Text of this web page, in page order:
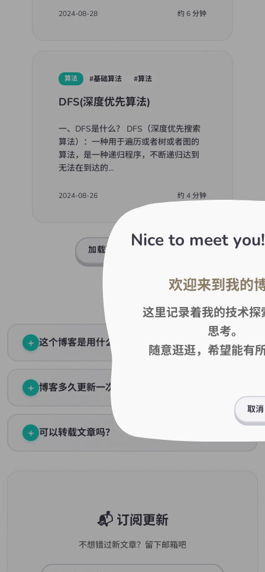
2024-08-28 约 6分钟
算法 #基础算法 #算法
DFS(深度优先算法)
一、DFS是什么？ DFS（深度优先搜索
算法）：一种用于遍历或者树或者图的
算法，是一种递归程序，不断递归达到
无法在到达的...
2024-08-26 约 4分钟
加载更多（
+ 这个博客是用什么搭建的？
使用 React 19 + TypeScript + Vite 构建，UI 组件库是
animal-island-ui，设计风格灵感来自动物森友会。
+ 博客多久更新一次？
我会在有新想法或学到新东西时更新博客，大概每月 1-2 篇
文章。质量比频率更重要。
+ 可以转载文章吗？
📬 订阅更新
不想错过新文章？留下邮箱吧
Nice to meet you!
欢迎来到我的
这里记录着我的技术探
思考。
随意逛逛，希望能有
取消